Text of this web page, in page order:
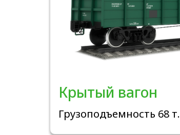
Крытый вагон
Грузоподъемность 68 т.